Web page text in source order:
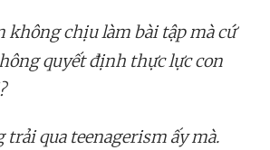
không chịu làm bài tập mà cứ
quyết định thực lực con
trải qua teenagerism ấy mà.